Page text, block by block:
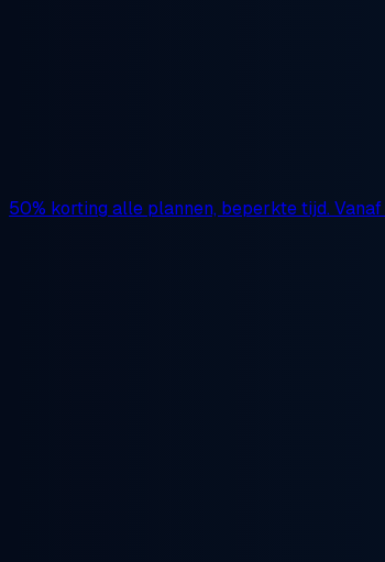
50% korting alle plannen, beperkte tijd. Vanaf